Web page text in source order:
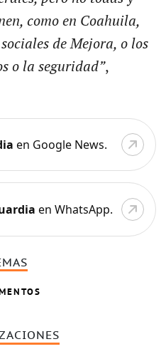
como en Coahuila,
de Mejora, o los
o la seguridad”,
en Google News.
en WhatsApp.